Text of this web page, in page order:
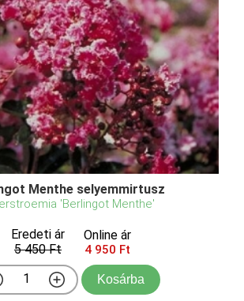
Menthe selyemmirtusz
'Berlingot Menthe'
Eredeti ár
5 450 Ft
Online ár
4 950 Ft
Kosárba